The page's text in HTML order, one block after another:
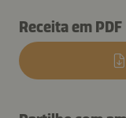
Receita em PDF